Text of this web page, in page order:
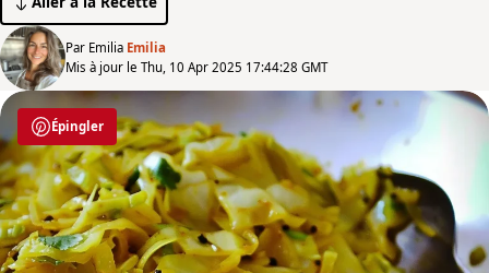
Par Emilia Emilia
Mis à jour le Thu, 10 Apr 2025 17:44:28 GMT
Épingler